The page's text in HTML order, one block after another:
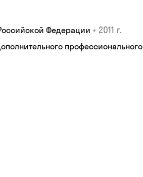
Федерации • 2011 г.
профессионального